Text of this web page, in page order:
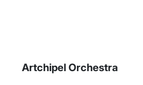
Artchipel Orchestra